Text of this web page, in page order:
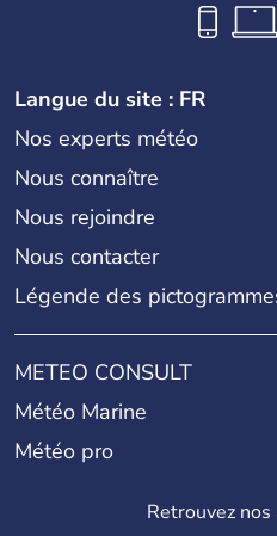
Langue du site : FR
Nos experts météo
Nous connaître
Nous rejoindre
Nous contacter
Légende des
METEO CONSULT
Météo Marine
Météo pro
Retrouvez